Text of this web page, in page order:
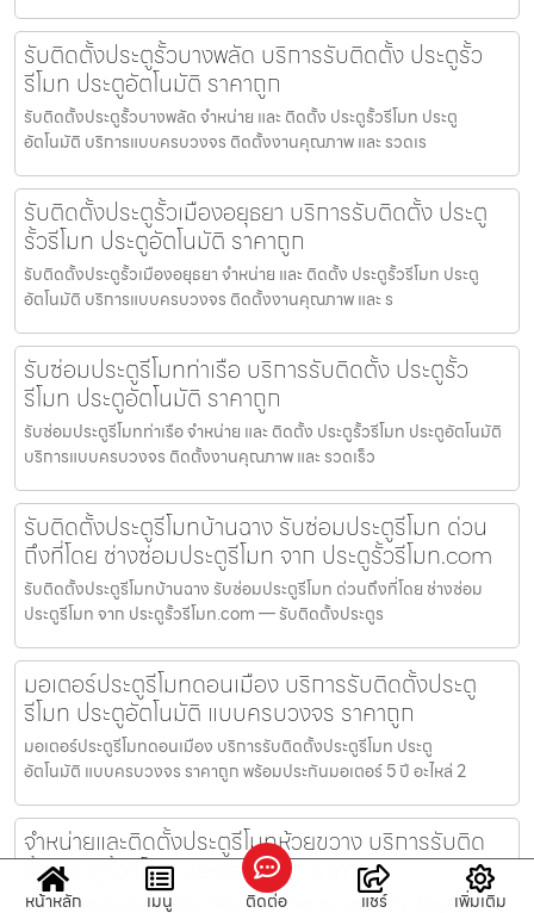
รับติดตั้งประตูรั้วบางพลัด บริการรับติดตั้ง ประตูรั้ว
รีโมท ประตูอัตโนมัติ ราคาถูก
รับติดตั้งประตูรั้วบางพลัด จำหน่าย และ ติดตั้ง ประตูรั้วรีโมท ประตู
อัตโนมัติ บริการแบบครบวงจร ติดตั้งงานคุณภาพ และ รวดเร
รับติดตั้งประตูรั้วเมืองอยุธยา บริการรับติดตั้ง ประตู
รั้วรีโมท ประตูอัตโนมัติ ราคาถูก
รับติดตั้งประตูรั้วเมืองอยุธยา จำหน่าย และ ติดตั้ง ประตูรั้วรีโมท ประตู
อัตโนมัติ บริการแบบครบวงจร ติดตั้งงานคุณภาพ และ ร
รับซ่อมประตูรีโมทท่าเรือ บริการรับติดตั้ง ประตูรั้ว
รีโมท ประตูอัตโนมัติ ราคาถูก
รับซ่อมประตูรีโมทท่าเรือ จำหน่าย และ ติดตั้ง ประตูรั้วรีโมท ประตูอัตโนมัติ
บริการแบบครบวงจร ติดตั้งงานคุณภาพ และ รวดเร็ว
รับติดตั้งประตูรีโมทบ้านฉาง รับซ่อมประตูรีโมท ด่วน
ถึงที่โดย ช่างซ่อมประตูรีโมท จาก ประตูรั้วรีโมท.com
รับติดตั้งประตูรีโมทบ้านฉาง รับซ่อมประตูรีโมท ด่วนถึงที่โดย ช่างซ่อม
ประตูรีโมท จาก ประตูรั้วรีโมท.com — รับติดตั้งประตูร
มอเตอร์ประตูรีโมทดอนเมือง บริการรับติดตั้งประตู
รีโมท ประตูอัตโนมัติ แบบครบวงจร ราคาถูก
มอเตอร์ประตูรีโมทดอนเมือง บริการรับติดตั้งประตูรีโมท ประตู
อัตโนมัติ แบบครบวงจร ราคาถูก พร้อมประกันมอเตอร์ 5 ปี อะไหล่ 2
จำหน่ายและติดตั้งประตูรีโมทห้วยขวาง บริการรับติด
ตั้ง ประตูรั้วรีโมท ประตูอัตโนมัติ ราคาถูก
จำหน่ายและติดตั้งประตูรีโมทห้วยขวาง จำหน่าย และ ติดตั้ง ประตูรั้วรีโมท
หน้าหลัก เมนู ติดต่อ แชร์ เพิ่มเติม